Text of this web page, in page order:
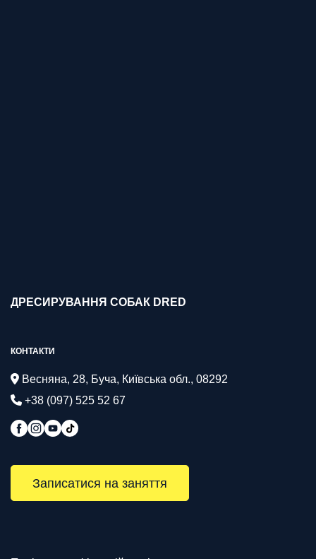
ДРЕСИРУВАННЯ СОБАК DRED
КОНТАКТИ
Весняна, 28, Буча, Київська обл., 08292
+38 (097) 525 52 67
Записатися на заняття